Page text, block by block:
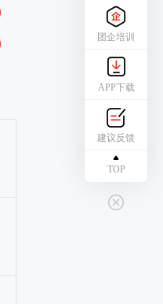
报名时间
团企培训
APP下载
建议反馈
TOP